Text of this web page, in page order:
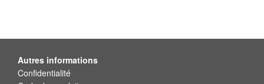
Autres informations
Confidentialité